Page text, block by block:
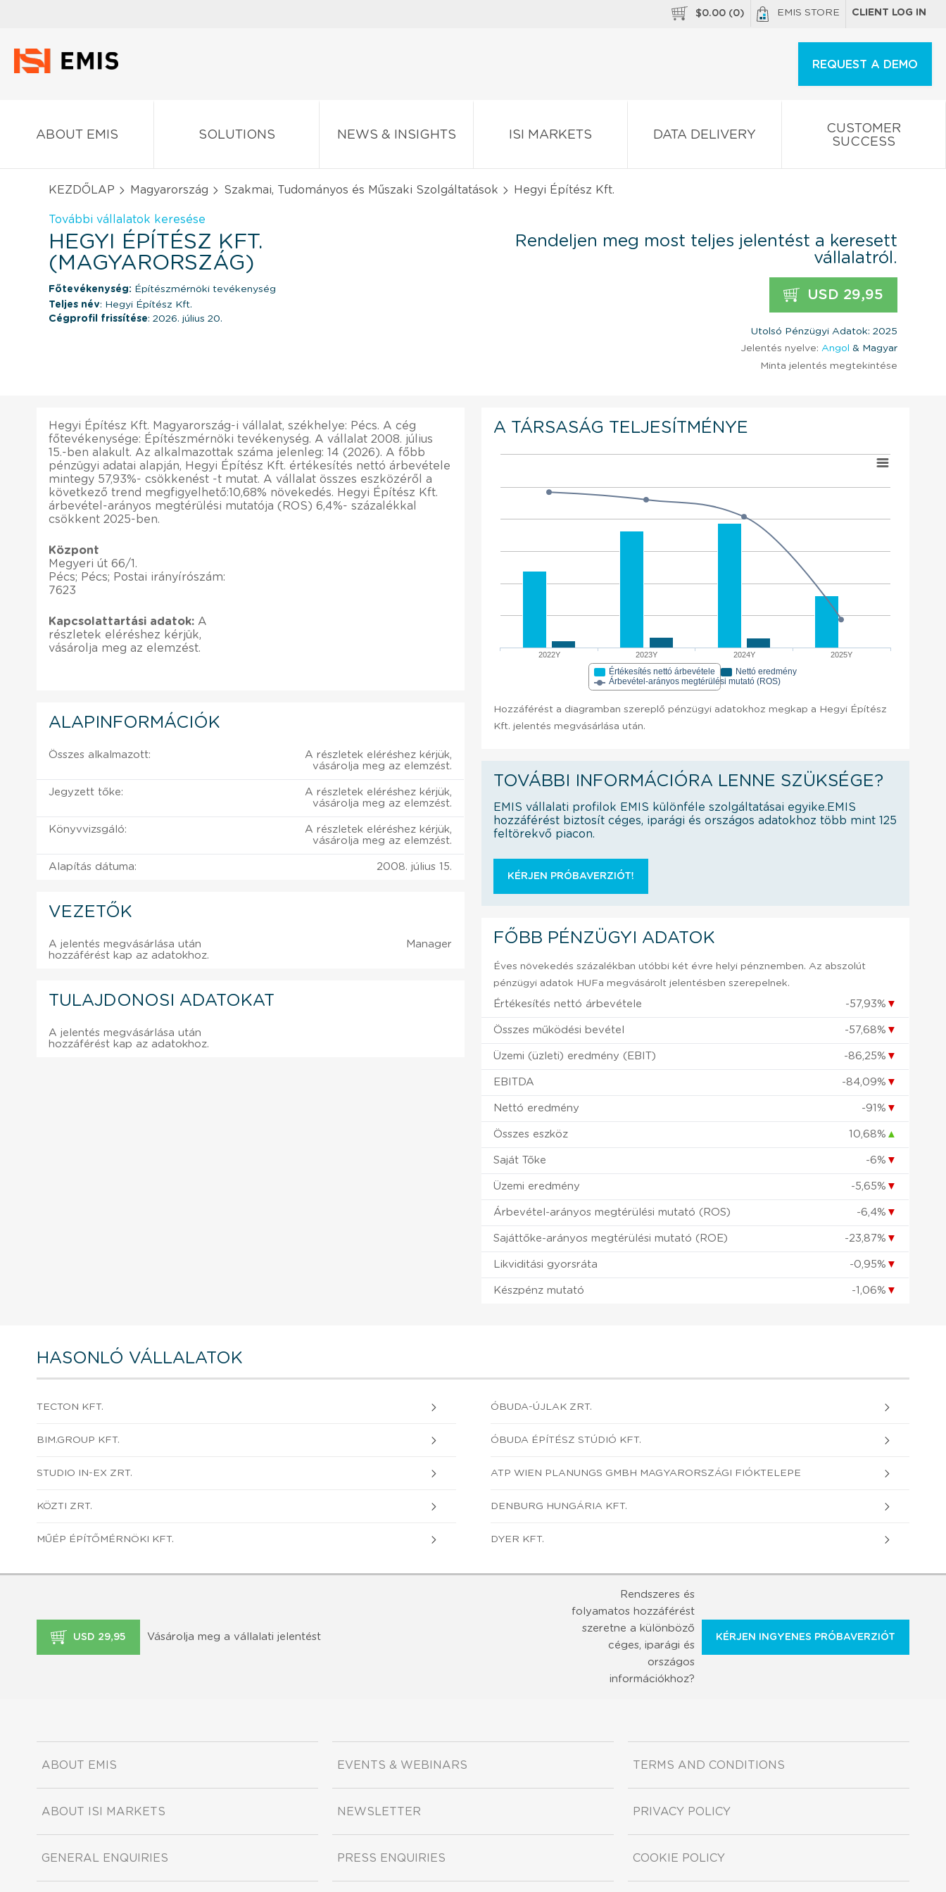
$0.00 (0) EMIS STORE CLIENT LOG IN
REQUEST A DEMO
ABOUT EMIS SOLUTIONS NEWS & INSIGHTS ISI MARKETS DATA DELIVERY
CUSTOMER
SUCCESS
KEZDŐLAP Magyarország Szakmai, Tudományos és Műszaki Szolgáltatások Hegyi Építész Kft.
További vállalatok keresése
HEGYI ÉPÍTÉSZ KFT.
(MAGYARORSZÁG)
Főtevékenység: Építészmérnöki tevékenység
Teljes név: Hegyi Építész Kft.
Cégprofil frissítése: 2026. július 20.
Rendeljen meg most teljes jelentést a keresett
vállalatról.
USD 29,95
Utolsó Pénzügyi Adatok: 2025
Jelentés nyelve: Angol & Magyar
Minta jelentés megtekintése
Hegyi Építész Kft. Magyarország-i vállalat, székhelye: Pécs. A cég
főtevékenysége: Építészmérnöki tevékenység. A vállalat 2008. július
15.-ben alakult. Az alkalmazottak száma jelenleg: 14 (2026). A főbb
pénzügyi adatai alapján, Hegyi Építész Kft. értékesítés nettó árbevétele
mintegy 57,93%- csökkenést -t mutat. A vállalat összes eszközéről a
következő trend megfigyelhető:10,68% növekedés. Hegyi Építész Kft.
árbevétel-arányos megtérülési mutatója (ROS) 6,4%- százalékkal
csökkent 2025-ben.
Központ
Megyeri út 66/1.
Pécs; Pécs; Postai irányírószám:
7623
Kapcsolattartási adatok: A
részletek eléréshez kérjük,
vásárolja meg az elemzést.
ALAPINFORMÁCIÓK
Összes alkalmazott:
A részletek eléréshez kérjük,
vásárolja meg az elemzést.
Jegyzett tőke:
A részletek eléréshez kérjük,
vásárolja meg az elemzést.
Könyvvizsgáló:
A részletek eléréshez kérjük,
vásárolja meg az elemzést.
Alapítás dátuma: 2008. július 15.
VEZETŐK
A jelentés megvásárlása után
hozzáférést kap az adatokhoz.
Manager
TULAJDONOSI ADATOKAT
A jelentés megvásárlása után
hozzáférést kap az adatokhoz.
A TÁRSASÁG TELJESÍTMÉNYE
2022Y 2023Y 2024Y 2025Y
Értékesítés nettó árbevétele
Nettó eredmény
Árbevétel-arányos megtérülési mutató (ROS)
Hozzáférést a diagramban szereplő pénzügyi adatokhoz megkap a Hegyi Építész
Kft. jelentés megvásárlása után.
TOVÁBBI INFORMÁCIÓRA LENNE SZÜKSÉGE?
EMIS vállalati profilok EMIS különféle szolgáltatásai egyike.EMIS
hozzáférést biztosít céges, iparági és országos adatokhoz több mint 125
feltörekvő piacon.
KÉRJEN PRÓBAVERZIÓT!
FŐBB PÉNZÜGYI ADATOK
Éves növekedés százalékban utóbbi két évre helyi pénznemben. Az abszolút
pénzügyi adatok HUFa megvásárolt jelentésben szerepelnek.
Értékesítés nettó árbevétele -57,93% ▼
Összes működési bevétel -57,68% ▼
Üzemi (üzleti) eredmény (EBIT) -86,25% ▼
EBITDA -84,09% ▼
Nettó eredmény -91% ▼
Összes eszköz 10,68% ▲
Saját Tőke -6% ▼
Üzemi eredmény -5,65% ▼
Árbevétel-arányos megtérülési mutató (ROS) -6,4% ▼
Sajáttőke-arányos megtérülési mutató (ROE) -23,87% ▼
Likviditási gyorsráta -0,95% ▼
Készpénz mutató -1,06% ▼
HASONLÓ VÁLLALATOK
TECTON KFT. ÓBUDA-ÚJLAK ZRT.
BIM.GROUP KFT. ÓBUDA ÉPÍTÉSZ STÚDIÓ KFT.
STUDIO IN-EX ZRT. ATP WIEN PLANUNGS GMBH MAGYARORSZÁGI FIÓKTELEPE
KÖZTI ZRT. DENBURG HUNGÁRIA KFT.
MŰÉP ÉPÍTŐMÉRNÖKI KFT. DYER KFT.
USD 29,95 Vásárolja meg a vállalati jelentést
Rendszeres és
folyamatos hozzáférést
szeretne a különböző
céges, iparági és
országos
információkhoz?
KÉRJEN INGYENES PRÓBAVERZIÓT
ABOUT EMIS
ABOUT ISI MARKETS
GENERAL ENQUIRIES
EVENTS & WEBINARS
NEWSLETTER
PRESS ENQUIRIES
TERMS AND CONDITIONS
PRIVACY POLICY
COOKIE POLICY